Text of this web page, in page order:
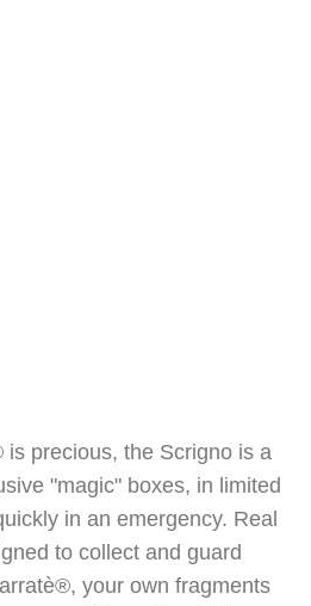
precious, the Scrigno is a
"magic" boxes, in limited
in an emergency. Real
to collect and guard
your own fragments